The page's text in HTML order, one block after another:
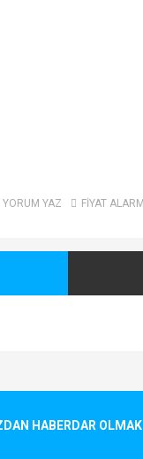
YORUM YAZ FİYAT ALARMI
veya görüntülenemiyor.
HABERDAR